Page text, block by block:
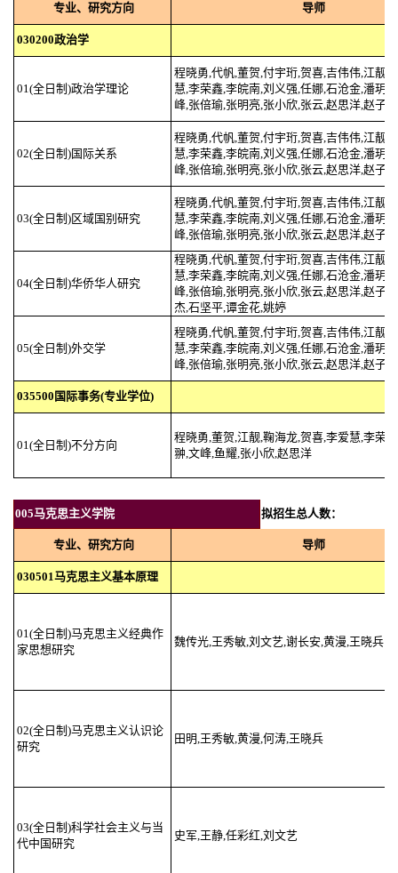
专业、研究方向 导师
030200政治学
01(全日制)政治学理论
程晓勇,代帆,董贺,付宇珩,贺喜,吉伟伟,江靓,
慧,李荣鑫,李皖南,刘义强,任娜,石沧金,潘玥,
峰,张倍瑜,张明亮,张小欣,张云,赵思洋,赵子乐
02(全日制)国际关系
程晓勇,代帆,董贺,付宇珩,贺喜,吉伟伟,江靓,
慧,李荣鑫,李皖南,刘义强,任娜,石沧金,潘玥,
峰,张倍瑜,张明亮,张小欣,张云,赵思洋,赵子乐
03(全日制)区域国别研究
程晓勇,代帆,董贺,付宇珩,贺喜,吉伟伟,江靓,
慧,李荣鑫,李皖南,刘义强,任娜,石沧金,潘玥,
峰,张倍瑜,张明亮,张小欣,张云,赵思洋,赵子乐
04(全日制)华侨华人研究
程晓勇,代帆,董贺,付宇珩,贺喜,吉伟伟,江靓,
慧,李荣鑫,李皖南,刘义强,任娜,石沧金,潘玥,
峰,张倍瑜,张明亮,张小欣,张云,赵思洋,赵子
杰,石坚平,谭金花,姚婷
05(全日制)外交学
程晓勇,代帆,董贺,付宇珩,贺喜,吉伟伟,江靓,
慧,李荣鑫,李皖南,刘义强,任娜,石沧金,潘玥,
峰,张倍瑜,张明亮,张小欣,张云,赵思洋,赵子乐
035500国际事务(专业学位)
01(全日制)不分方向
程晓勇,董贺,江靓,鞠海龙,贺喜,李爱慧,李荣
翀,文峰,鱼耀,张小欣,赵思洋
005马克思主义学院 拟招生总人数：
专业、研究方向 导师
030501马克思主义基本原理
01(全日制)马克思主义经典作
家思想研究
魏传光,王秀敏,刘文艺,谢长安,黄漫,王晓兵
02(全日制)马克思主义认识论
研究
田明,王秀敏,黄漫,何涛,王晓兵
03(全日制)科学社会主义与当
代中国研究
史军,王静,任彩红,刘文艺